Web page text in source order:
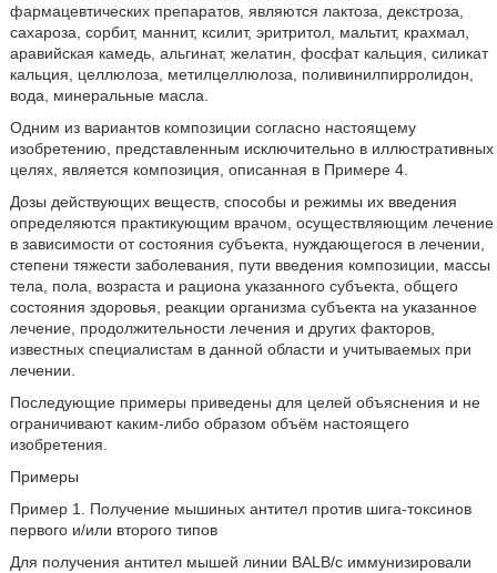
фармацевтических препаратов, являются лактоза, декстроза,
сахароза, сорбит, маннит, ксилит, эритритол, мальтит, крахмал,
аравийская камедь, альгинат, желатин, фосфат кальция, силикат
кальция, целлюлоза, метилцеллюлоза, поливинилпирролидон,
вода, минеральные масла.
Одним из вариантов композиции согласно настоящему
изобретению, представленным исключительно в иллюстративных
целях, является композиция, описанная в Примере 4.
Дозы действующих веществ, способы и режимы их введения
определяются практикующим врачом, осуществляющим лечение
в зависимости от состояния субъекта, нуждающегося в лечении,
степени тяжести заболевания, пути введения композиции, массы
тела, пола, возраста и рациона указанного субъекта, общего
состояния здоровья, реакции организма субъекта на указанное
лечение, продолжительности лечения и других факторов,
известных специалистам в данной области и учитываемых при
лечении.
Последующие примеры приведены для целей объяснения и не
ограничивают каким-либо образом объём настоящего
изобретения.
Примеры
Пример 1. Получение мышиных антител против шига-токсинов
первого и/или второго типов
Для получения антител мышей линии BALB/c иммунизировали